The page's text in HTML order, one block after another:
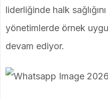
liderliğinde halk
yönetimlerde örnek
devam ediyor.